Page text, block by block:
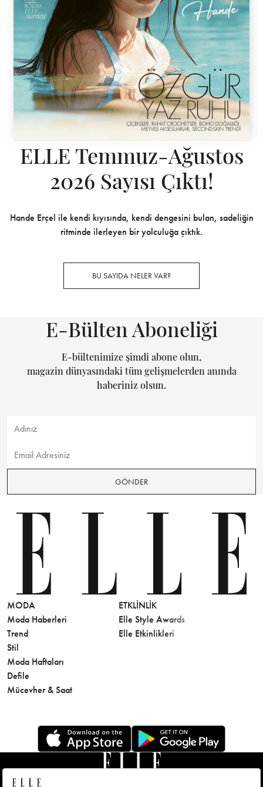
ELLE Temmuz-Ağustos
2026 Sayısı Çıktı!
Hande Erçel ile kendi kıyısında, kendi dengesini bulan, sadeliğin
ritminde ilerleyen bir yolculuğa çıktık.
BU SAYIDA NELER VAR?
E-Bülten Aboneliği
E-bültenimize şimdi abone olun,
magazin dünyasındaki tüm gelişmelerden anında
haberiniz olsun.
GÖNDER
MODA
Moda Haberleri
Trend
Stil
Moda Haftaları
Defile
Mücevher & Saat
ETKLINLIK
Elle Style Awards
Elle Etkinlikleri